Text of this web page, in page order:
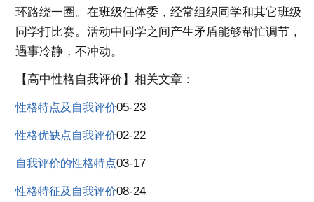
环路绕一圈。在班级任体委，经常组织同学和其它班级
同学打比赛。活动中同学之间产生矛盾能够帮忙调节，
遇事冷静，不冲动。
【高中性格自我评价】相关文章：
性格特点及自我评价05-23
性格优缺点自我评价02-22
自我评价的性格特点03-17
性格特征及自我评价08-24